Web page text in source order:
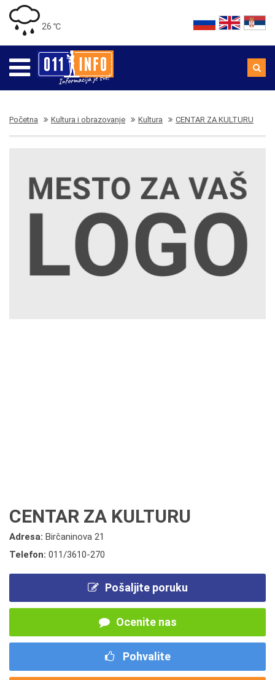
26 ℃
Početna Kultura i obrazovanje Kultura CENTAR ZA KULTURU
CENTAR ZA KULTURU
Adresa: Birčaninova 21
Telefon: 011/3610-270
Pošaljite poruku
Ocenite nas
Pohvalite